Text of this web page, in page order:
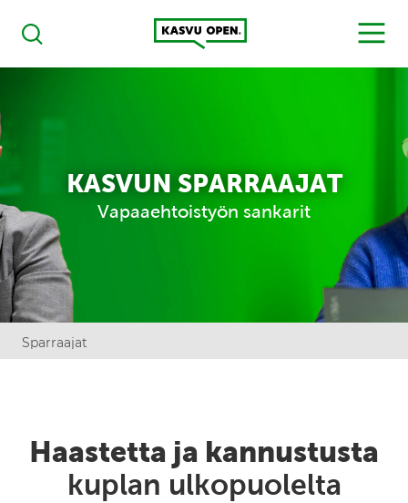
Haku
Kasvu Open
MENU
KASVUN SPARRAAJAT
Vapaaehtoistyön sankarit
Sparraajat
Haastetta ja kannustusta
kuplan ulkopuolelta